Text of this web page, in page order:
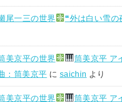
尾一三の世界 ❝外は白い雪の
美京平の世界 筒美京平 ア
：筒美京平 に saichin より
美京平の世界 筒美京平 ア